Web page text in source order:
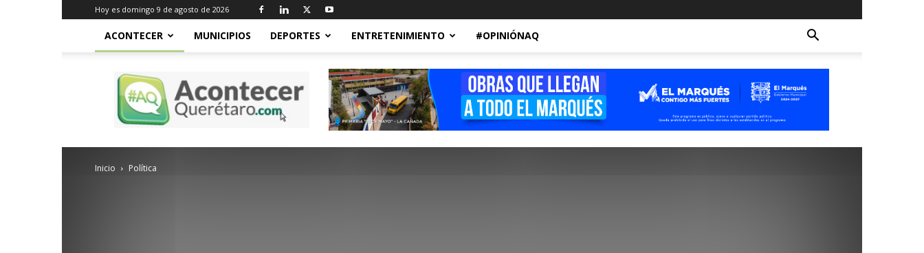
Hoy es domingo 9 de agosto de 2026
ACONTECER MUNICIPIOS DEPORTES ENTRETENIMIENTO #OPINIÓNAQ
Acontecer
Querétaro
Inicio Política